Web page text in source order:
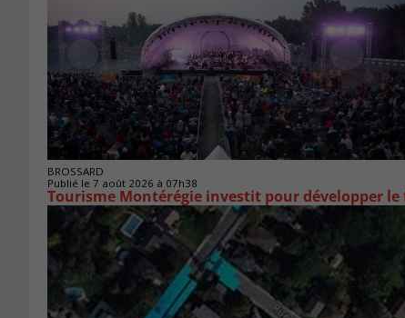
BROSSARD
Publié le 7 août 2026 à 07h38
Tourisme Montérégie investit pour développer